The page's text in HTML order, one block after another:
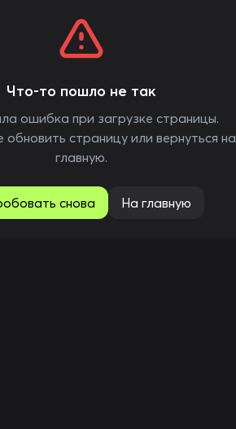
Что-то пошло не так
ошибка при загрузке страницы.
страницу или вернуться на
главную.
снова На главную